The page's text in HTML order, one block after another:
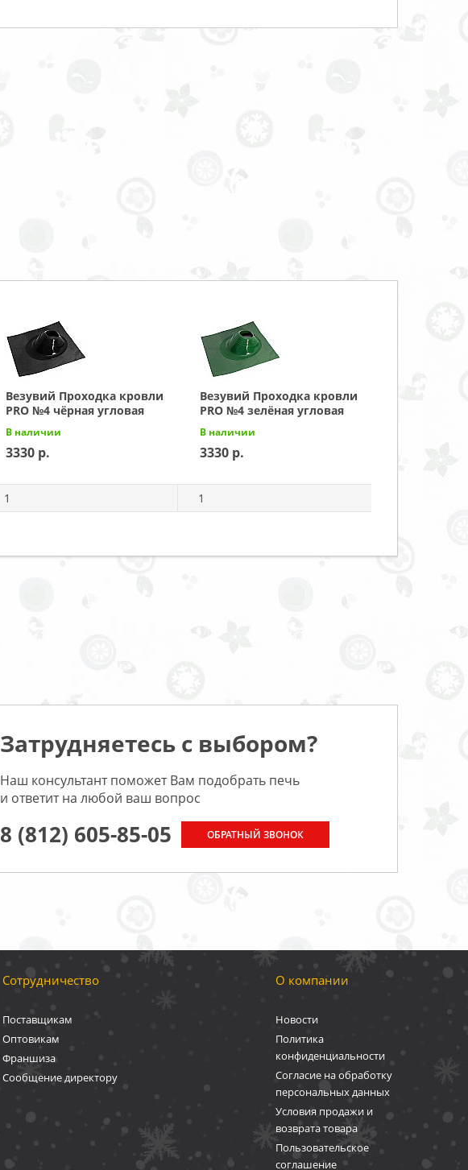
Везувий Проходка кровли
PRO №4 чёрная угловая
В наличии
3330
Везувий Проходка кровли
PRO №4 зелёная угловая
В наличии
3330
1 1
Затрудняетесь с выбором?
Наш консультант поможет Вам подобрать печь
и ответит на любой ваш вопрос
8 (812) 605-85-05 ОБРАТНЫЙ ЗВОНОК
Сотрудничество
Поставщикам
Оптовикам
Франшиза
Сообщение директору
О компании
Новости
Политика
конфиденциальности
Согласие на обработку
персональных данных
Условия продажи и
возврата товара
Пользовательское
соглашение